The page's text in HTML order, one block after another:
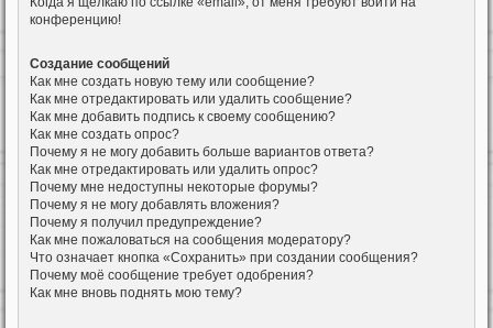
конференцию!
Создание сообщений
Как мне создать новую тему или сообщение?
Как мне отредактировать или удалить сообщение?
Как мне добавить подпись к своему сообщению?
Как мне создать опрос?
Почему я не могу добавить больше вариантов ответа?
Как мне отредактировать или удалить опрос?
Почему мне недоступны некоторые форумы?
Почему я не могу добавлять вложения?
Почему я получил предупреждение?
Как мне пожаловаться на сообщения модератору?
Что означает кнопка «Сохранить» при создании сообщения?
Почему моё сообщение требует одобрения?
Как мне вновь поднять мою тему?